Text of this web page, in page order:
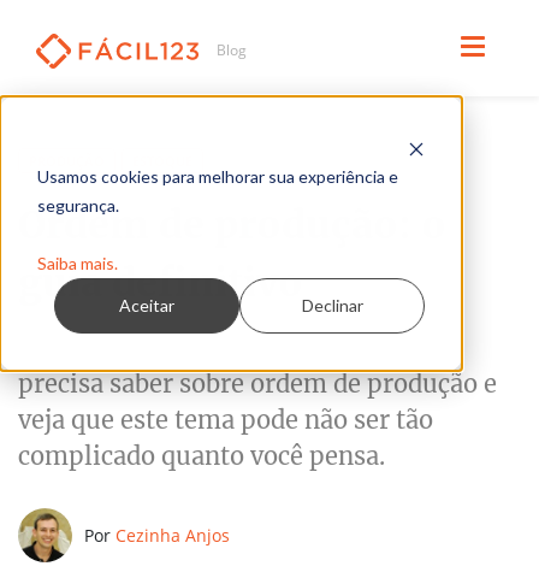
Usamos cookies para melhorar sua experiência e
segurança.
Saiba mais.
Aceitar Declinar
Ordem de produção: o
guia definitivo
precisa saber sobre ordem de produção e
veja que este tema pode não ser tão
complicado quanto você pensa.
Por Cezinha Anjos